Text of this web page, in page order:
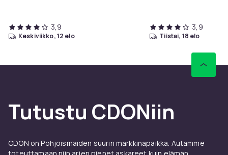
3,9
keskiviikko, 12 elo
3,9
tiistai, 18 elo
Tutustu CDONiin
CDON on Pohjoismaiden suurin markkinapaikka. Autamme
toteuttamaan niin arjen pienet askareet kuin elämän